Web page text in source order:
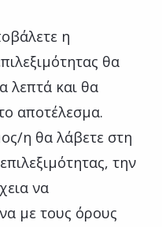
η
θα
λεπτά και θα
αποτέλεσμα.
η θα λάβετε στη
την
να
με τους όρους